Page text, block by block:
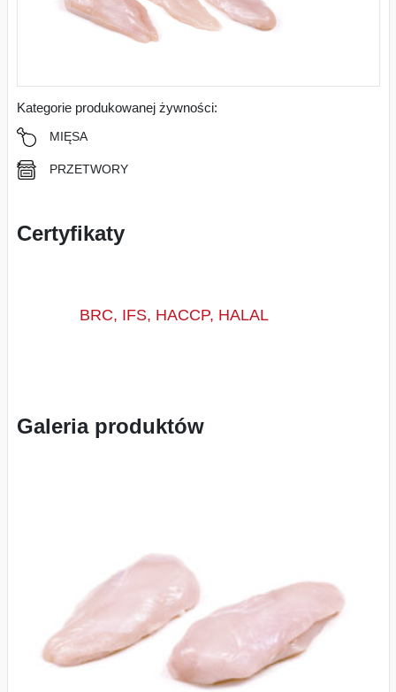
Kategorie produkowanej żywności:
MIĘSA
PRZETWORY
Certyfikaty
BRC, IFS, HACCP, HALAL
Galeria produktów